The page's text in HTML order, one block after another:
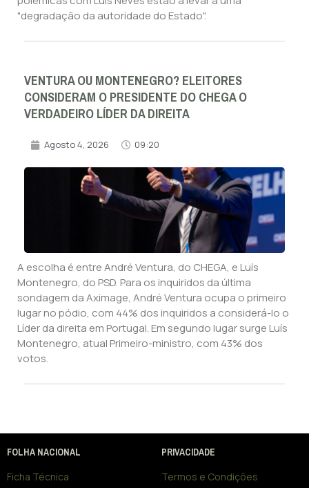
"degradação da autoridade do Estado".
VENTURA OU MONTENEGRO? ELEITORES
CONSIDERAM O PRESIDENTE DO CHEGA O
VERDADEIRO LÍDER DA DIREITA
Agosto 4, 2026 09:20
A escolha é entre André Ventura, do CHEGA, e Luís
Montenegro, do PSD. Para os inquiridos da última
sondagem da Aximage, André Ventura ocupa o primeiro
lugar no pódio, com 44% dos inquiridos a considerá-lo o
Líder da direita em Portugal. Em segundo lugar surge Luís
Montenegro, atual Primeiro-ministro, com 43% dos
votos.
FOLHA NACIONAL
Ficha Técnica
PRIVACIDADE
Termos e Condições